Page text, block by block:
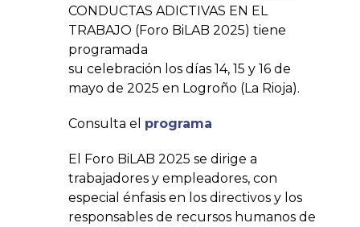
CONDUCTAS ADICTIVAS EN EL
TRABAJO (Foro BiLAB 2025) tiene
programada
su celebración los días 14, 15 y 16 de
mayo de 2025 en Logroño (La Rioja).
Consulta el programa
El Foro BiLAB 2025 se dirige a
trabajadores y empleadores, con
especial énfasis en los directivos y los
responsables de recursos humanos de